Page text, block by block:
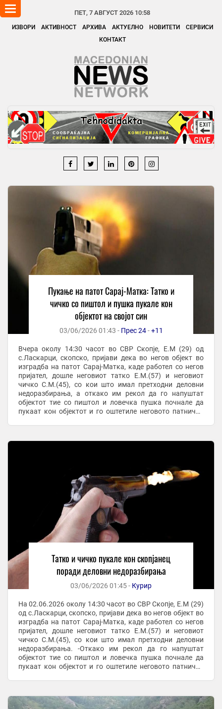
ПЕТ, 7 АВГУСТ 2026 10:58
ИЗВОРИ АКТИВНОСТ АРХИВА АКТУЕЛНО НОВИТЕТИ
СЕРВИСИ
КОНТАКТ
Toggle
navigation
Пукање на патот Сарај-Матка: Татко и
чичко со пиштол и пушка пукале кон
објектот на својот син
03/06/2026 01:43 - Прес 24-+11
Вчера околу 14:30 часот во СВР Скопје, Е.М (29) од
с.Ласкарци, скопско, пријави дека во негов објект во
изградба на патот Сарај-Матка, каде работел со негов
пријател, дошле неговиот татко Е.М.(57) и неговиот
чичко С.М.(45), со кои што имал претходни деловни
недоразбирања, а откако им рекол да го напуштат
објектот тие со пиштол и ловечка пушка почнале да
пукаат кон објектот и го оштетиле неговото патничко
Татко и чичко пукале кон скопјанец
поради деловни недоразбирања
03/06/2026 01:45 - Курир
На 02.06.2026 околу 14:30 часот во СВР Скопје, Е.М (29)
од с.Ласкарци, скопско, пријави дека во негов објект во
изградба на патот Сарај-Матка, каде работел со негов
пријател, дошле неговиот татко Е.М.(57) и неговиот
чичко С.М.(45), со кои што имал претходни деловни
недоразбирања. -Откако им рекол да го напуштат
објектот тие со пиштол и ловечка пушка почнале да
пукаат кон објектот и го оштетиле неговото патничко